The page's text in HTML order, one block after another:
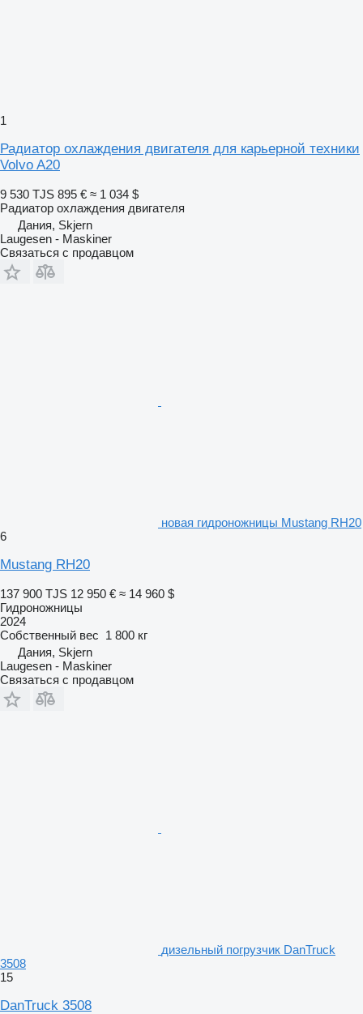
1
Радиатор охлаждения двигателя для карьерной техники
Volvo A20
9 530 TJS 895 € ≈ 1 034 $
Радиатор охлаждения двигателя
Дания, Skjern
Laugesen - Maskiner
Связаться с продавцом
новая гидроножницы Mustang RH20
6
Mustang RH20
137 900 TJS 12 950 € ≈ 14 960 $
Гидроножницы
2024
Собственный вес 1 800 кг
Дания, Skjern
Laugesen - Maskiner
Связаться с продавцом
дизельный погрузчик DanTruck
3508
15
DanTruck 3508